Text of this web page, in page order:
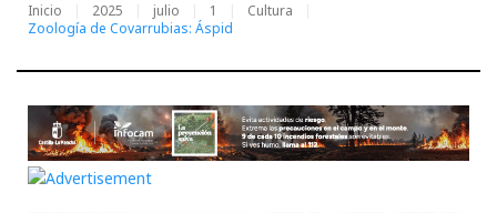
Inicio 2025 julio 1
Cultura
Zoología de Covarrubias: Áspid